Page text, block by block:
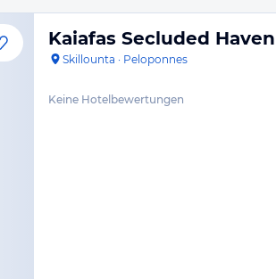
Kaiafas Secluded
Skillounta · Peloponnes
Keine Hotelbewertungen